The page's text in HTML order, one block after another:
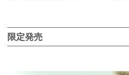
限定発売